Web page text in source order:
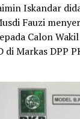
Iskandar
Fauzi
Calon
Markas DPP